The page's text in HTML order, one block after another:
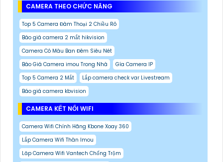
CAMERA THEO CHỨC NĂNG
Top 5 Camera Đàm Thoại 2 Chiều Rõ
Báo giá camera 2 mắt hikvision
Camera Có Màu Ban Đêm Siêu Nét
Báo Giá Camera imou Trong Nhà
Gía Camera IP
Top 5 Camera 2 Mắt
Lắp camera check var Livestream
Báo giá camera kbvision
CAMERA KẾT NỐI WIFI
Camera Wifi Chính Hãng Kbone Xoay 360
Lắp Camera Wifi Thân Imou
Lăp Camera Wifi Vantech Chống Trộm